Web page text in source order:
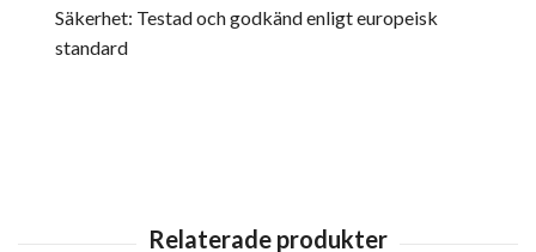
Säkerhet: Testad och godkänd enligt europeisk
standard